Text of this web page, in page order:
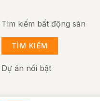
Tìm kiếm bất động sản
TÌM KIẾM
Dự án nổi bật